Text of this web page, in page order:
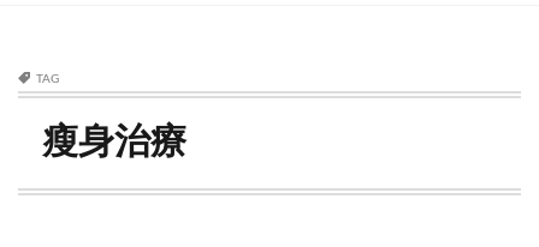
TAG
瘦身治療